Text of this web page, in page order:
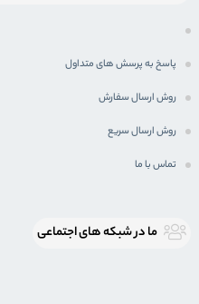
پاسخ به پرسش های متداول
روش ارسال سفارش
روش ارسال سریع
تماس با ما
ما در شبكه های اجتماعی